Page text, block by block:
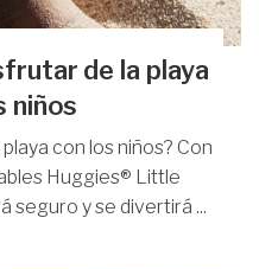
de la playa
niños
con los niños? Con
Huggies® Little
seguro y se divertirá ...